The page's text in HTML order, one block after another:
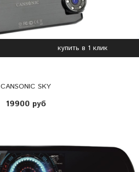
купить в 1 клик
CANSONIC SKY
19900 руб